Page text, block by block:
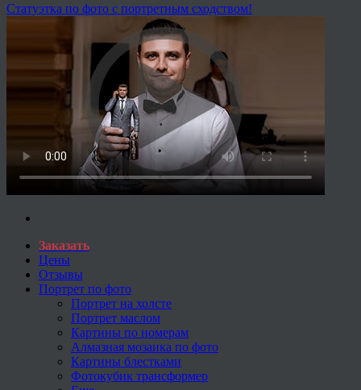
Статуэтка по фото с портретным сходством!
Заказать
Цены
Отзывы
Портрет по фото
Портрет на холсте
Портрет маслом
Картины по номерам
Алмазная мозаика по фото
Картины блестками
Фотокубик трансформер